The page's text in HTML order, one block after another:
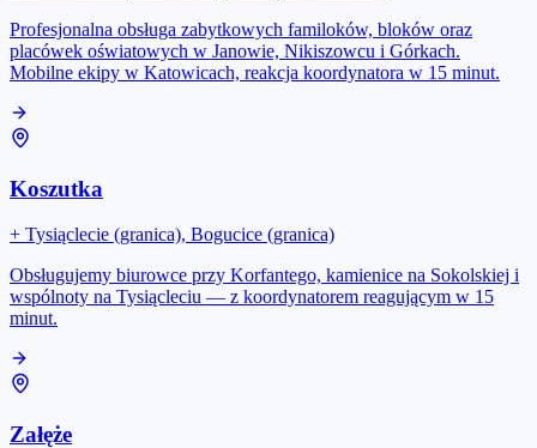
Profesjonalna obsługa zabytkowych familoków, bloków oraz
placówek oświatowych w Janowie, Nikiszowcu i Górkach.
Mobilne ekipy w Katowicach, reakcja koordynatora w 15 minut.
Koszutka
+ Tysiąclecie (granica), Bogucice (granica)
Obsługujemy biurowce przy Korfantego, kamienice na Sokolskiej i
wspólnoty na Tysiącleciu — z koordynatorem reagującym w 15
minut.
Załęże